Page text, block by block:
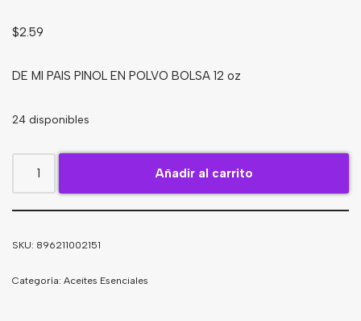
$2.59
DE MI PAIS PINOL EN POLVO BOLSA 12 oz
24 disponibles
Añadir al carrito
SKU: 896211002151
Categoría: Aceites Esenciales